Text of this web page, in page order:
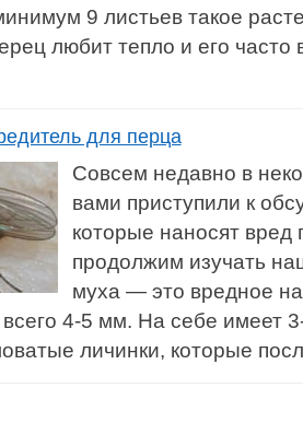
9 листьев такое
любит тепло и его
для перца
Совсем недавно в
вами приступили к
которые наносят вред
продолжим изучать
муха — это вредное
всего 4-5 мм. На себе имеет
личинки, которые